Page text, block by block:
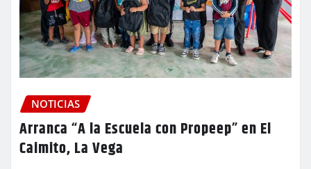
NOTICIAS
Arranca “A la Escuela con Propeep” en El
Caimito, La Vega